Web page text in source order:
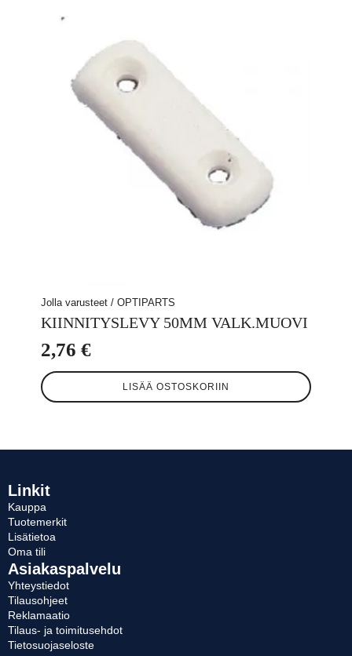
muunnelma.
tuotteen
Jolla varusteet / OPTIPARTS
KIINNITYSLEVY 50MM VALK.MUOVI
2,76 €
LISÄÄ OSTOSKORIIN
Linkit
Kauppa
Tuotemerkit
Lisätietoa
Oma tili
Asiakaspalvelu
Yhteystiedot
Tilausohjeet
Reklamaatio
Tilaus- ja toimitusehdot
Tietosuojaseloste